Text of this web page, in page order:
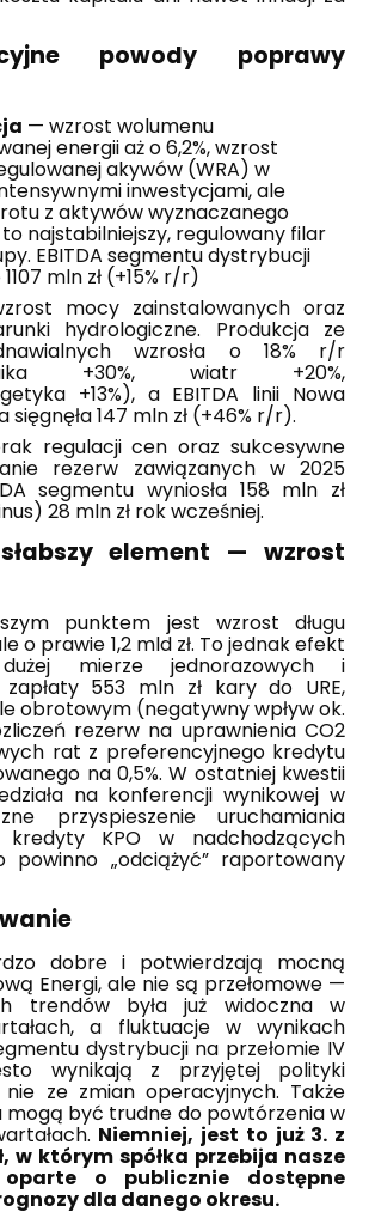
powody poprawy
— wzrost wolumenu
energii aż o 6,2%, wzrost
akywów (WRA) w
inwestycjami, ale
z aktywów wyznaczanego
to najstabilniejszy, regulowany filar
EBITDA segmentu dystrybucji
mln zł (+15% r/r)
mocy zainstalowanych oraz
hydrologiczne. Produkcja ze
wzrosła o 18% r/r
+30%, wiatr +20%,
+13%), a EBITDA linii Nowa
sięgnęła 147 mln zł (+46% r/r).
regulacji cen oraz sukcesywne
rezerw zawiązanych w 2025
segmentu wyniosła 158 mln zł
28 mln zł rok wcześniej.
element — wzrost
punktem jest wzrost długu
o prawie 1,2 mld zł. To jednak efekt
mierze jednorazowych i
zapłaty 553 mln zł kary do URE,
obrotowym (negatywny wpływ ok.
rezerw na uprawnienia CO2
rat z preferencyjnego kredytu
na 0,5%. W ostatniej kwestii
na konferencji wynikowej w
przyspieszenie uruchamiania
KPO w nadchodzących
powinno „odciążyć” raportowany
dobre i potwierdzają mocną
Energi, ale nie są przełomowe —
trendów była już widoczna w
a fluktuacje w wynikach
dystrybucji na przełomie IV
wynikają z przyjętej polityki
nie ze zmian operacyjnych. Także
mogą być trudne do powtórzenia w
Niemniej, jest to już 3. z
w którym spółka przebija nasze
oparte o publicznie dostępne
dla danego okresu.